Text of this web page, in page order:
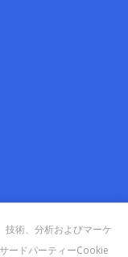
技術、分析およびマーケ
ードパーティーCookie